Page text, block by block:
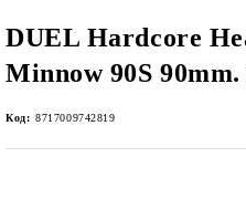
DUEL Hardcore
Minnow 90S 90mm.
Код: 8717009742819